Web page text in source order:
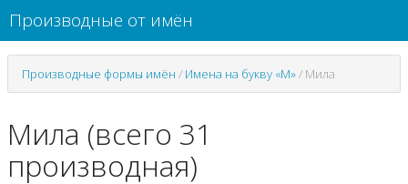
Производные от имён
Производные формы имён / Имена на букву «М»/ Мила
Мила (всего 31
производная)